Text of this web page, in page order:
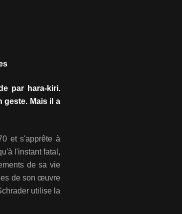
par hara-kiri.
geste. Mais il a
et s'apprête à
l'instant fatal,
de sa vie
de son œuvre
utilise la